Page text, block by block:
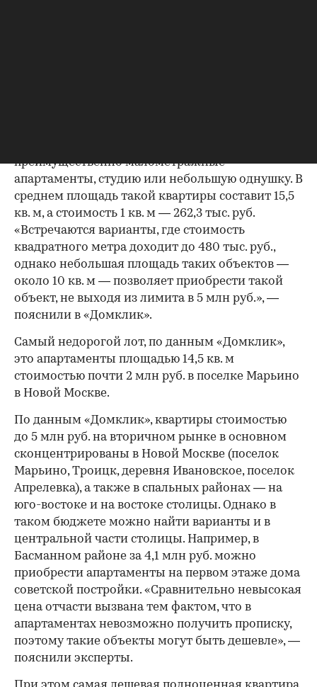
преимущественно малометражные
апартаменты, студию или небольшую однушку. В
среднем площадь такой квартиры составит 15,5
кв. м, а стоимость 1 кв. м — 262,3 тыс. руб.
«Встречаются варианты, где стоимость
квадратного метра доходит до 480 тыс. руб.,
однако небольшая площадь таких объектов —
около 10 кв. м — позволяет приобрести такой
объект, не выходя из лимита в 5 млн руб.», —
пояснили в «Домклик».
Самый недорогой лот, по данным «Домклик»,
это апартаменты площадью 14,5 кв. м
стоимостью почти 2 млн руб. в поселке Марьино
в Новой Москве.
По данным «Домклик», квартиры стоимостью
до 5 млн руб. на вторичном рынке в основном
сконцентрированы в Новой Москве (поселок
Марьино, Троицк, деревня Ивановское, поселок
Апрелевка), а также в спальных районах — на
юго-востоке и на востоке столицы. Однако в
таком бюджете можно найти варианты и в
центральной части столицы. Например, в
Басманном районе за 4,1 млн руб. можно
приобрести апартаменты на первом этаже дома
советской постройки. «Сравнительно невысокая
цена отчасти вызвана тем фактом, что в
апартаментах невозможно получить прописку,
поэтому такие объекты могут быть дешевле», —
пояснили эксперты.